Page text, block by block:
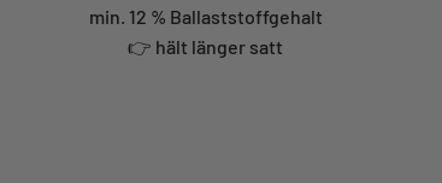
min. 12 % Ballaststoffgehalt
👉 hält länger satt